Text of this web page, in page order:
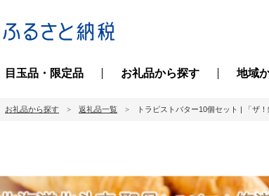
目玉品・限定品 お礼品から探す 地域
お礼品から探す 返礼品一覧 トラピストバター10個セット | 「ザ